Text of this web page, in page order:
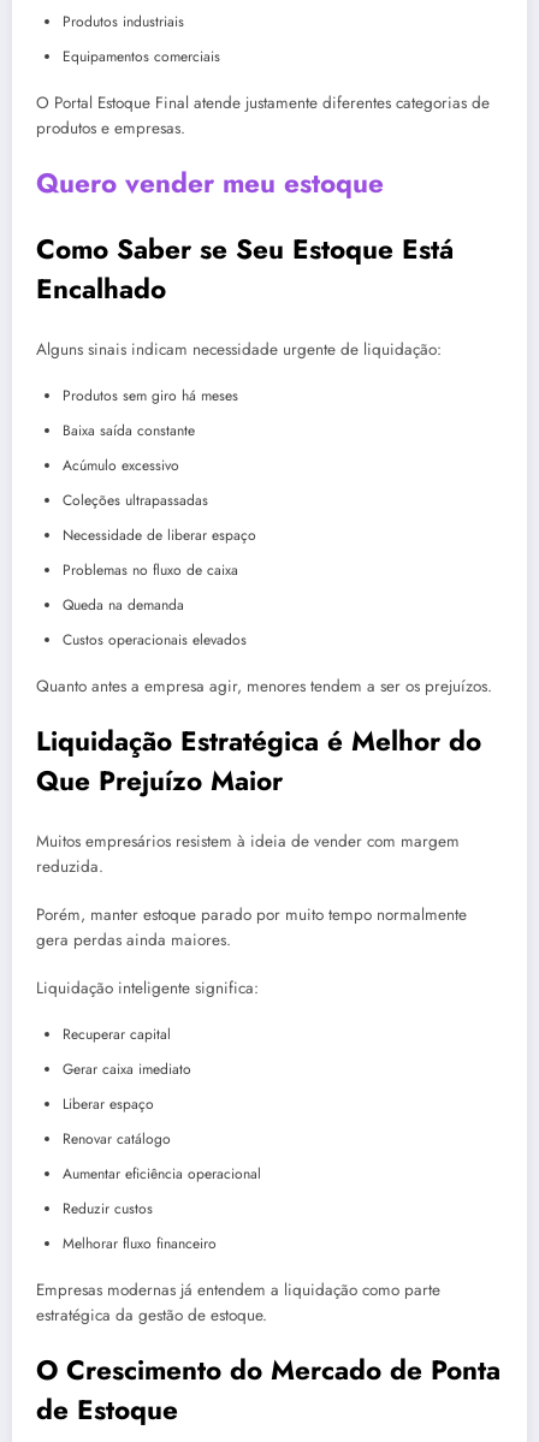
Produtos industriais
Equipamentos comerciais
O Portal Estoque Final atende justamente diferentes categorias de
produtos e empresas.
Quero vender meu estoque
Como Saber se Seu Estoque Está
Encalhado
Alguns sinais indicam necessidade urgente de liquidação:
Produtos sem giro há meses
Baixa saída constante
Acúmulo excessivo
Coleções ultrapassadas
Necessidade de liberar espaço
Problemas no fluxo de caixa
Queda na demanda
Custos operacionais elevados
Quanto antes a empresa agir, menores tendem a ser os prejuízos.
Liquidação Estratégica é Melhor do
Que Prejuízo Maior
Muitos empresários resistem à ideia de vender com margem
reduzida.
Porém, manter estoque parado por muito tempo normalmente
gera perdas ainda maiores.
Liquidação inteligente significa:
Recuperar capital
Gerar caixa imediato
Liberar espaço
Renovar catálogo
Aumentar eficiência operacional
Reduzir custos
Melhorar fluxo financeiro
Empresas modernas já entendem a liquidação como parte
estratégica da gestão de estoque.
O Crescimento do Mercado de Ponta
de Estoque